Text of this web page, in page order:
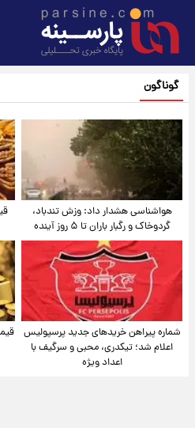
گوناگون
هواشناسی هشدار داد: وزش تندباد،
گردوخاک و رگبار باران تا ۵ روز آینده
شماره پیراهن خریدهای جدید پرسپولیس
اعلام شد؛ تیکدری، محبی و سرگیف با
اعداد ویژه